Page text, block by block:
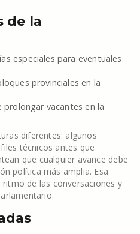
de la
especiales para eventuales
provinciales en la
vacantes en la
diferentes: algunos
técnicos antes que
que cualquier avance debe
política más amplia. Esa
de las conversaciones y